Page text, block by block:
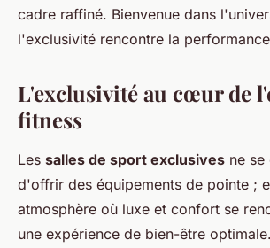
cadre raffiné. Bienvenue dans
l'exclusivité rencontre la
L'exclusivité au cœur de
fitness
Les salles de sport exclusives ne se
d'offrir des équipements de pointe ;
atmosphère où luxe et confort se
une expérience de bien-être